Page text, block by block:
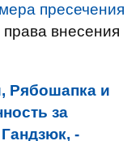
пресечения
внесения
Рябошапка и
за
-